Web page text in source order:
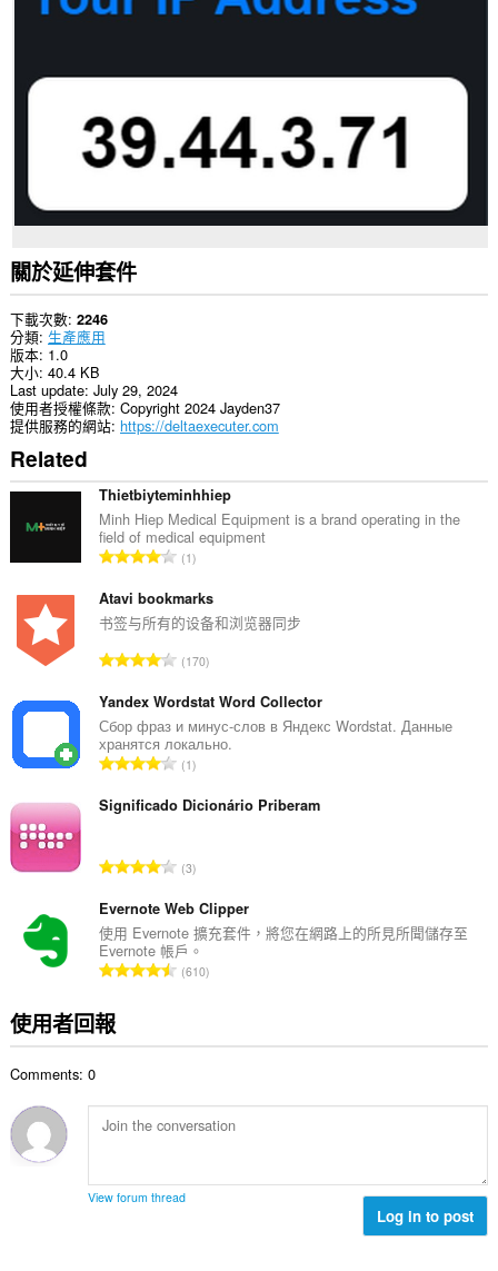
關於延伸套件
下載次數 2246
分類 生產應用
版本 1.0
大小 40.4 KB
Last update July 29, 2024
使用者授權條款 Copyright 2024 Jayden37
提供服務的網站 https://deltaexecuter.com
Related
Thietbiyteminhhiep
Minh Hiep Medical Equipment is a brand operating in the
field of medical equipment
評
的
總
數
1
Atavi bookmarks
书签与所有的设备和浏览器同步
評
的
總
次
數
170
Yandex Wordstat Word Collector
Сбор фраз и минус-слов в Яндекс Wordstat. Данные
хранятся локально.
評
的
數
1
Significado Dicionário Priberam
評
的
總
次
數
3
Evernote Web Clipper
使用 Evernote 擴充套件，將您在網路上的所見所聞儲存至
Evernote 帳戶。
評
:
610
使用者回報
Comments: 0
View forum thread
Log in to post